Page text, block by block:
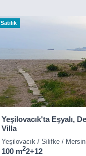
Satılık
Yeşilovacık'ta Eşyalı,
Villa
Yeşilovacık / Silifke /
100 m22+12